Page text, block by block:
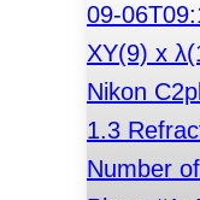
09-
XY(9) x
Nikon
1.3
Number